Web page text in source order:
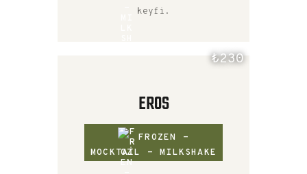
keyfi.
₺230
EROS
FROZEN -
MOCKTAIL - MILKSHAKE